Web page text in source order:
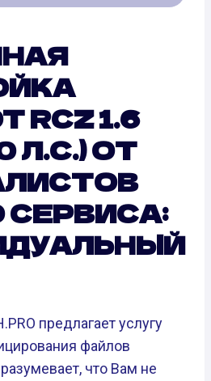
RCZ 1.6
Л.С.) ОТ
СЕРВИСА:
предлагает услугу
файлов
что Вам не